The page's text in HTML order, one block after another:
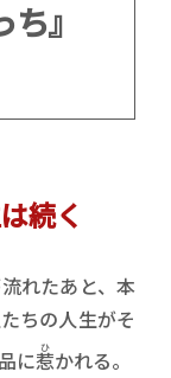
』
続く
れたあと、本
ちの人生がそ
に惹
ひ かれる。